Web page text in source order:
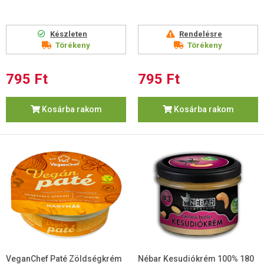
Készleten
Törékeny
795 Ft
Kosárba rakom
Rendelésre
Törékeny
795 Ft
Kosárba rakom
VeganChef Paté Zöldségkrém
Nébar Kesudiókrém 100% 180